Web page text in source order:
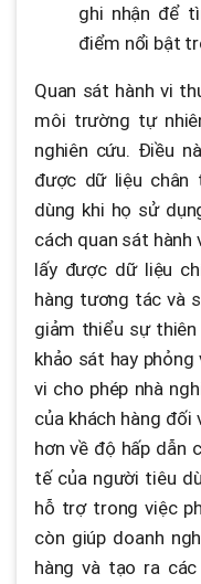
ghi nhận để
điểm nổi bật
Quan sát hành vi
môi trường tự
nghiên cứu. Điều
được dữ liệu chân
dùng khi họ sử
cách quan sát
lấy được dữ liệu
hàng tương tác và
giảm thiểu sự
khảo sát hay phỏng
vi cho phép nhà
của khách hàng
hơn về độ hấp dẫn
tế của người tiêu
hỗ trợ trong việc
còn giúp doanh
hàng và tạo ra